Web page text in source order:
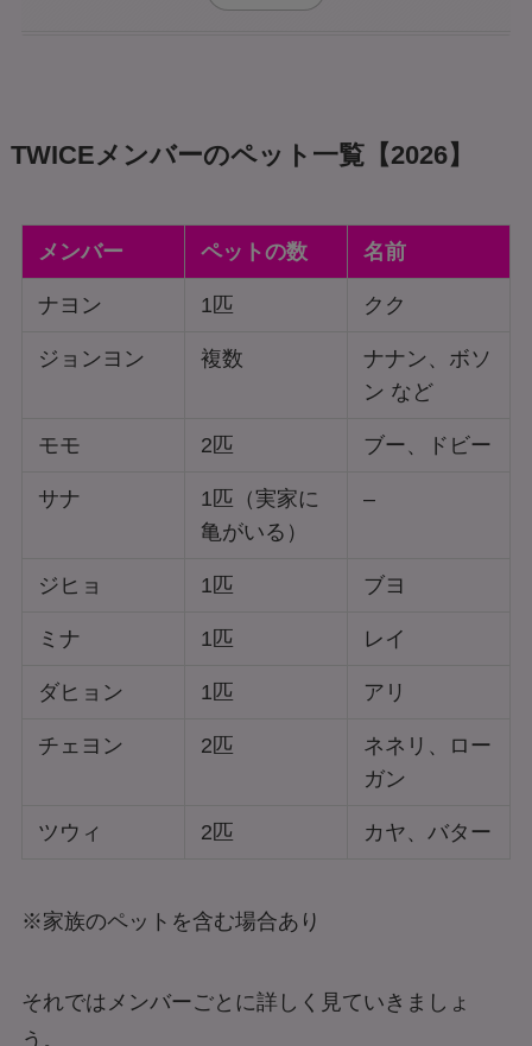
TWICEメンバーのペット一覧【2026】
メンバー ペットの数 名前
ナヨン 1匹 クク
ジョンヨン 複数
ナナン、ボソ
ン など
モモ 2匹 ブー、ドビー
サナ
1匹（実家に
亀がいる）
–
ジヒョ 1匹 ブヨ
ミナ 1匹 レイ
ダヒョン 1匹 アリ
チェヨン 2匹
ネネリ、ロー
ガン
ツウィ 2匹 カヤ、バター
※家族のペットを含む場合あり
それではメンバーごとに詳しく見ていきましょ
う。